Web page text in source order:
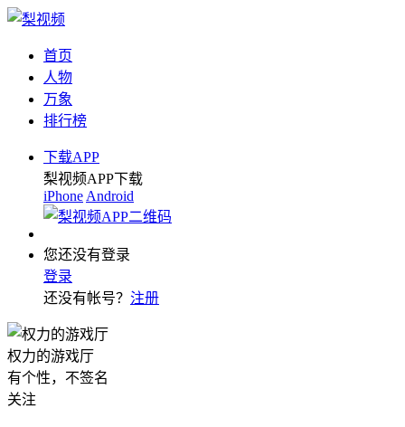
首页
人物
万象
排行榜
下载APP
梨视频APP下载
iPhone Android
您还没有登录
登录
还没有帐号？ 注册
权力的游戏厅
有个性，不签名
关注